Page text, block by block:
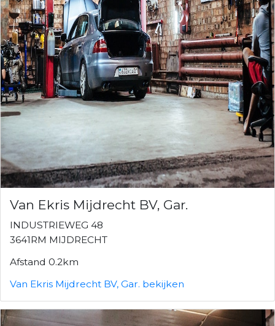
Van Ekris Mijdrecht BV, Gar.
INDUSTRIEWEG 48
3641RM MIJDRECHT
Afstand 0.2km
Van Ekris Mijdrecht BV, Gar. bekijken